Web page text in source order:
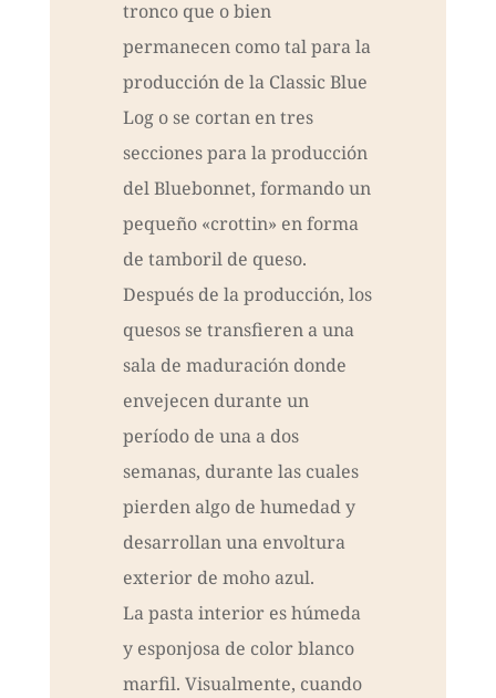
tronco que o bien
permanecen como tal para la
producción de la Classic Blue
Log o se cortan en tres
secciones para la producción
del Bluebonnet, formando un
pequeño «crottin» en forma
de tamboril de queso.
Después de la producción, los
quesos se transfieren a una
sala de maduración donde
envejecen durante un
período de una a dos
semanas, durante las cuales
pierden algo de humedad y
desarrollan una envoltura
exterior de moho azul.
La pasta interior es húmeda
y esponjosa de color blanco
marfil. Visualmente, cuando